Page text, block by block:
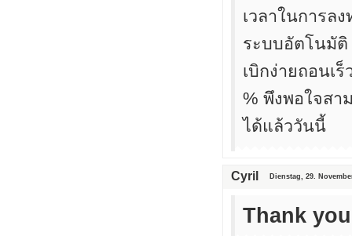
เวลาในการล
ระบบอัตโนมัติ
เบิกง่ายถอนเ
% พึงพอใจสา
ได้แล้ววันนี้
Cyril Dienstag, 29.
Thank